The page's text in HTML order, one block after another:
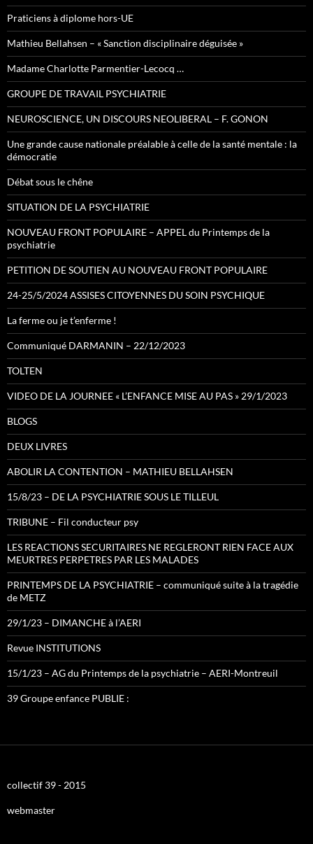
Praticiens à diplome hors-UE
Mathieu Bellahsen – « Sanction disciplinaire déguisée »
Madame Charlotte Parmentier-Lecocq …
GROUPE DE TRAVAIL PSYCHIATRIE
NEUROSCIENCE, UN DISCOURS NEOLIBERAL – F. GONON
Une grande cause nationale préalable à celle de la santé mentale : la
démocratie
Débat sous le chêne
SITUATION DE LA PSYCHIATRIE
NOUVEAU FRONT POPULAIRE – APPEL du Printemps de la
psychiatrie
PETITION DE SOUTIEN AU NOUVEAU FRONT POPULAIRE
24-25/5/2024 ASSISES CITOYENNES DU SOIN PSYCHIQUE
La ferme ou je t’enferme !
Communiqué DARMANIN – 22/12/2023
TOLTEN
VIDEO DE LA JOURNEE « L’ENFANCE MISE AU PAS » 29/1/2023
BLOGS
DEUX LIVRES
ABOLIR LA CONTENTION – MATHIEU BELLAHSEN
15/8/23 – DE LA PSYCHIATRIE SOUS LE TILLEUL
TRIBUNE – Fil conducteur psy
LES REACTIONS SECURITAIRES NE REGLERONT RIEN FACE AUX
MEURTRES PERPETRES PAR LES MALADES
PRINTEMPS DE LA PSYCHIATRIE – communiqué suite à la tragédie
de METZ
29/1/23 – DIMANCHE à l’AERI
Revue INSTITUTIONS
15/1/23 – AG du Printemps de la psychiatrie – AERI-Montreuil
39 Groupe enfance PUBLIE :
collectif 39 - 2015
webmaster